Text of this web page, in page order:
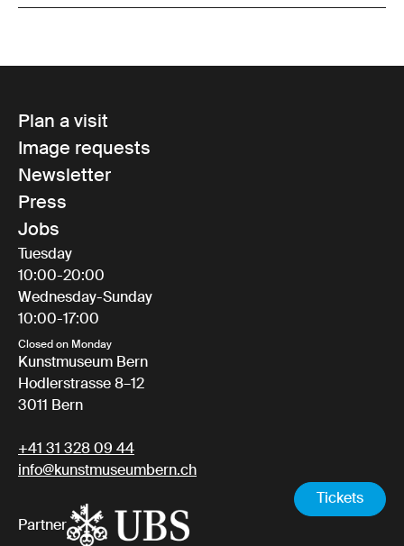
Tickets
Plan a visit
Image requests
Newsletter
Press
Jobs
Tuesday
10:00-20:00
Wednesday-Sunday
10:00-17:00
Closed on Monday
Kunstmuseum Bern
Hodlerstrasse 8–12
3011 Bern
+41 31 328 09 44
info@kunstmuseumbern.ch
Partner